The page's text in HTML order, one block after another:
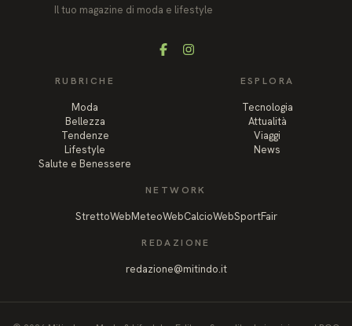
Il tuo magazine di moda e lifestyle
FacebookInstagram
RUBRICHE
Moda
Bellezza
Tendenze
Lifestyle
Salute e Benessere
ESPLORA
Tecnologia
Attualità
Viaggi
News
NETWORK
StrettoWebMeteoWebCalcioWebSportFair
REDAZIONE
redazione@mitindo.it